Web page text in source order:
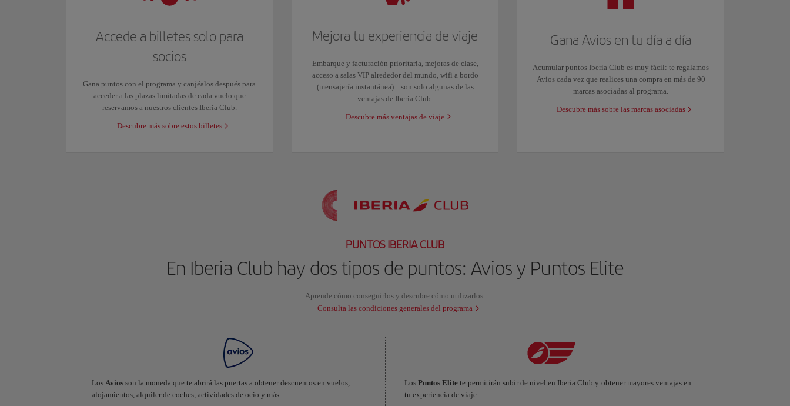
Accede a billetes solo para
socios
Gana puntos con el programa y canjéalos después para
acceder a las plazas limitadas de cada vuelo que
reservamos a nuestros clientes Iberia Club.
Descubre más sobre estos billetes
Mejora tu experiencia de viaje
Embarque y facturación prioritaria, mejoras de clase,
acceso a salas VIP alrededor del mundo, wifi a bordo
(mensajería instantánea)... son solo algunas de las
ventajas de Iberia Club.
Descubre más ventajas de viaje
Gana Avios en tu día a día
Acumular puntos Iberia Club es muy fácil: te regalamos
Avios cada vez que realices una compra en más de 90
marcas asociadas al programa.
Descubre más sobre las marcas asociadas
PUNTOS IBERIA CLUB
En Iberia Club hay dos tipos de puntos: Avios y Puntos Elite
Aprende cómo conseguirlos y descubre cómo utilizarlos.
Consulta las condiciones generales del programa
Los Avios son la moneda que te abrirá las puertas a obtener descuentos en vuelos,
alojamientos, alquiler de coches, actividades de ocio y más.
LosPuntos Elite te permitirán subir de nivel en Iberia Club y obtener mayores ventajas en
tu experiencia de viaje.